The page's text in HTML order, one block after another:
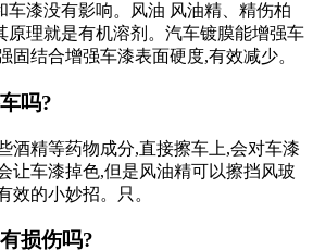
车漆没有影响。风油 风油精、精伤柏
原理就是有机溶剂。汽车镀膜能增强车
固结合增强车漆表面硬度,有效减少。
吗?
酒精等药物成分,直接擦车上,会对车漆
让车漆掉色,但是风油精可以擦挡风玻
效的小妙招。只。
损伤吗?